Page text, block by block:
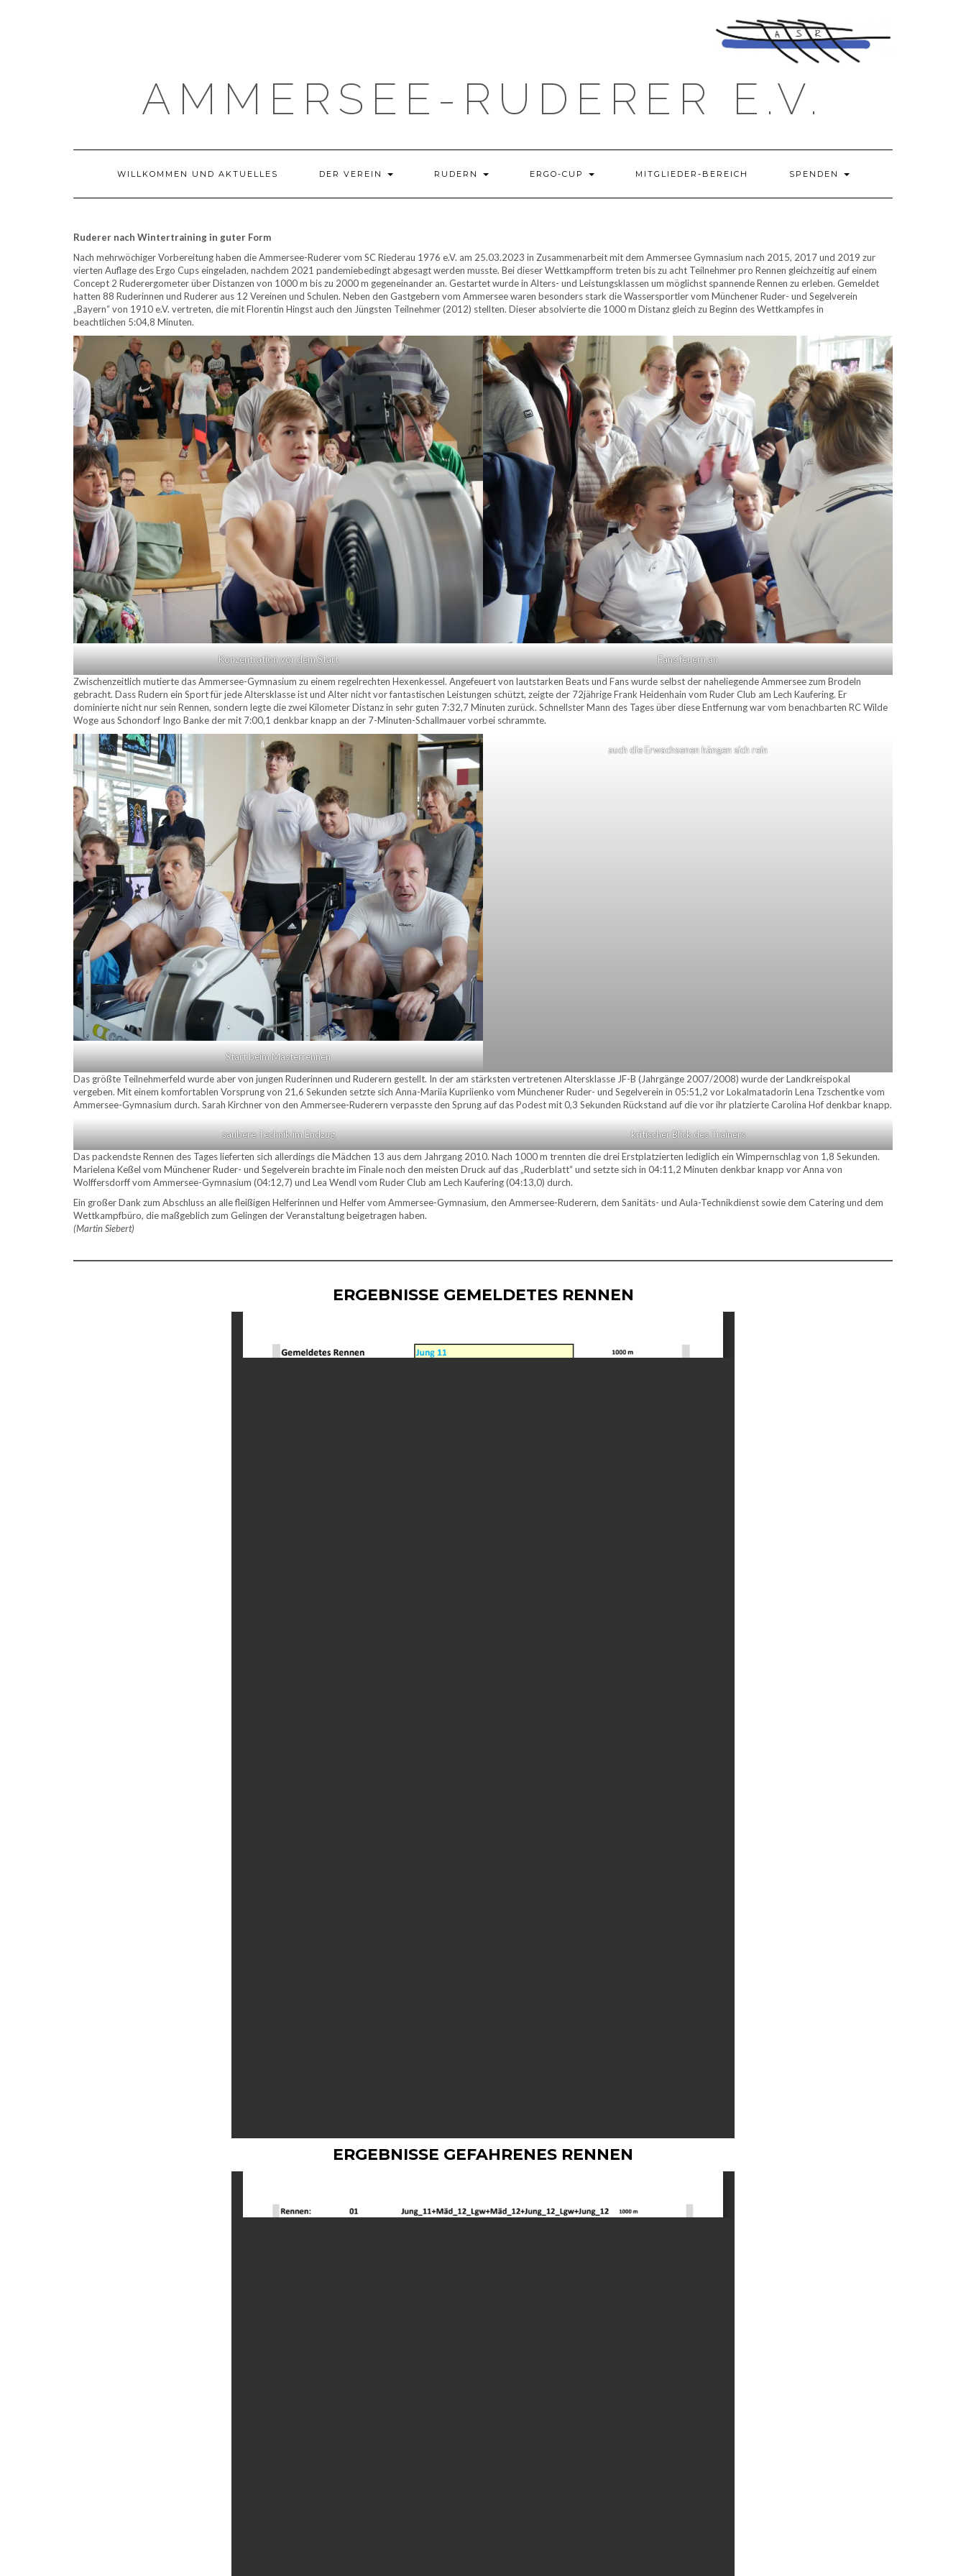
AMMERSEE-RUDERER E.V.
WILLKOMMEN UND AKTUELLES DER VEREIN RUDERN ERGO-CUP MITGLIEDER-BEREICH SPENDEN
Ruderer nach Wintertraining in guter Form
Nach mehrwöchiger Vorbereitung haben die Ammersee-Ruderer vom SC Riederau 1976 e.V. am 25.03.2023 in Zusammenarbeit mit dem Ammersee Gymnasium nach 2015, 2017 und 2019 zur
vierten Auflage des Ergo Cups eingeladen, nachdem 2021 pandemiebedingt abgesagt werden musste. Bei dieser Wettkampfform treten bis zu acht Teilnehmer pro Rennen gleichzeitig auf einem
Concept 2 Ruderergometer über Distanzen von 1000 m bis zu 2000 m gegeneinander an. Gestartet wurde in Alters- und Leistungsklassen um möglichst spannende Rennen zu erleben. Gemeldet
hatten 88 Ruderinnen und Ruderer aus 12 Vereinen und Schulen. Neben den Gastgebern vom Ammersee waren besonders stark die Wassersportler vom Münchener Ruder- und Segelverein
„Bayern“ von 1910 e.V. vertreten, die mit Florentin Hingst auch den Jüngsten Teilnehmer (2012) stellten. Dieser absolvierte die 1000 m Distanz gleich zu Beginn des Wettkampfes in
beachtlichen 5:04,8 Minuten.
Konzentration vor dem Start
Fans feuern an
Zwischenzeitlich mutierte das Ammersee-Gymnasium zu einem regelrechten Hexenkessel. Angefeuert von lautstarken Beats und Fans wurde selbst der naheliegende Ammersee zum Brodeln
gebracht. Dass Rudern ein Sport für jede Altersklasse ist und Alter nicht vor fantastischen Leistungen schützt, zeigte der 72jährige Frank Heidenhain vom Ruder Club am Lech Kaufering. Er
dominierte nicht nur sein Rennen, sondern legte die zwei Kilometer Distanz in sehr guten 7:32,7 Minuten zurück. Schnellster Mann des Tages über diese Entfernung war vom benachbarten RC Wilde
Woge aus Schondorf Ingo Banke der mit 7:00,1 denkbar knapp an der 7-Minuten-Schallmauer vorbei schrammte.
Start beim Masterrennen
auch die Erwachsenen hängen sich rein
Das größte Teilnehmerfeld wurde aber von jungen Ruderinnen und Ruderern gestellt. In der am stärksten vertretenen Altersklasse JF-B (Jahrgänge 2007/2008) wurde der Landkreispokal
vergeben. Mit einem komfortablen Vorsprung von 21,6 Sekunden setzte sich Anna-Mariia Kupriienko vom Münchener Ruder- und Segelverein in 05:51,2 vor Lokalmatadorin Lena Tzschentke vom
Ammersee-Gymnasium durch. Sarah Kirchner von den Ammersee-Ruderern verpasste den Sprung auf das Podest mit 0,3 Sekunden Rückstand auf die vor ihr platzierte Carolina Hof denkbar knapp.
saubere Technik im Endzug
kritischer Blick des Trainers
Das packendste Rennen des Tages lieferten sich allerdings die Mädchen 13 aus dem Jahrgang 2010. Nach 1000 m trennten die drei Erstplatzierten lediglich ein Wimpernschlag von 1,8 Sekunden.
Marielena Keßel vom Münchener Ruder- und Segelverein brachte im Finale noch den meisten Druck auf das „Ruderblatt“ und setzte sich in 04:11,2 Minuten denkbar knapp vor Anna von
Wolffersdorff vom Ammersee-Gymnasium (04:12,7) und Lea Wendl vom Ruder Club am Lech Kaufering (04:13,0) durch.
Ein großer Dank zum Abschluss an alle fleißigen Helferinnen und Helfer vom Ammersee-Gymnasium, den Ammersee-Ruderern, dem Sanitäts- und Aula-Technikdienst sowie dem Catering und dem
Wettkampfbüro, die maßgeblich zum Gelingen der Veranstaltung beigetragen haben.
(Martin Siebert)
ERGEBNISSE GEMELDETES RENNEN
ERGEBNISSE GEFAHRENES RENNEN